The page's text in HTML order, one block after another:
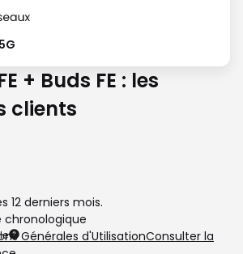
5G
+ Buds FE : les
clients
12 derniers mois.
chronologique
Générales d'UtilisationConsulter la